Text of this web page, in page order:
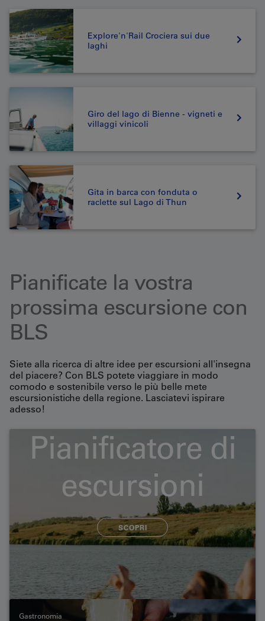
Explore'n'Rail Crociera sui due
laghi
Giro del lago di Bienne - vigneti e
villaggi vinicoli
Gita in barca con fonduta o
raclette sul Lago di Thun
Pianificate la vostra
prossima escursione con
BLS
Siete alla ricerca di altre idee per escursioni all'insegna
del piacere? Con BLS potete viaggiare in modo
comodo e sostenibile verso le più belle mete
escursionistiche della regione. Lasciatevi ispirare
adesso!
Pianificatore di
escursioni
SCOPRI
Escursioni piacevoli con
Scoprite due esperienze culinarie immerse in uno
splendido scenario montano: sulla Rampa Sud del
piacere si fondono con la natura, il panorama e
l'atmosfera rilassata di una gita fuori porta.
Gastronomia